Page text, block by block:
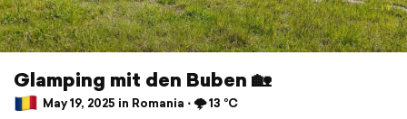
Glamping mit den Buben 🏡
May 19, 2025 in Romania ⋅ 🌩️ 13 °C